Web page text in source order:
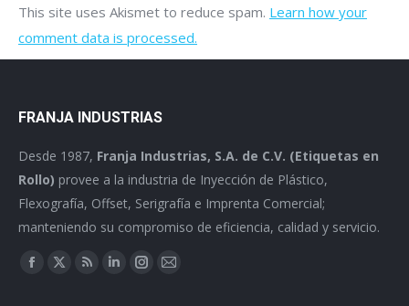
This site uses Akismet to reduce spam. Learn how your
comment data is processed.
FRANJA INDUSTRIAS
Desde 1987, Franja Industrias, S.A. de C.V. (Etiquetas en
Rollo) provee a la industria de Inyección de Plástico,
Flexografía, Offset, Serigrafía e Imprenta Comercial;
manteniendo su compromiso de eficiencia, calidad y servicio.
Find us on:
Facebook
X
LinkedinInstagram
Mail